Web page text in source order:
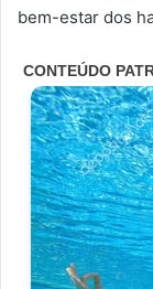
bem-estar dos